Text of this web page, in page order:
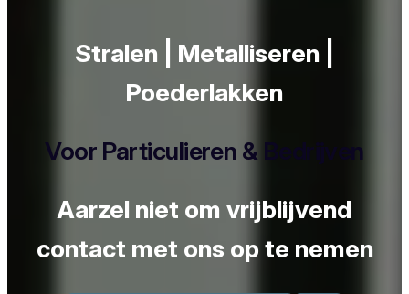
Stralen | Metalliseren |
Poederlakken
Voor Particulieren & Bedrijven
Aarzel niet om vrijblijvend
contact met ons op te nemen